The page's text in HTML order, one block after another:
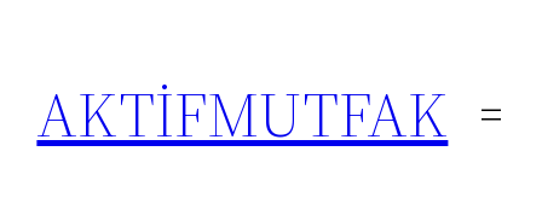
AKTİFMUTFAK